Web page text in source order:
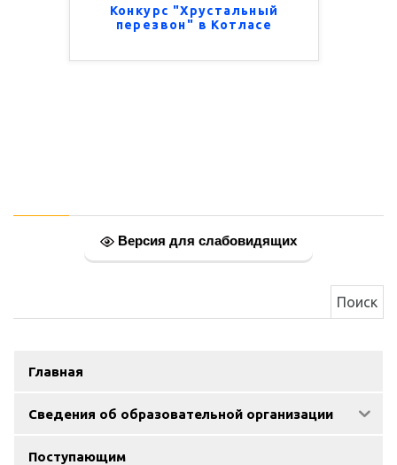
Конкурс "Хрустальный
перезвон" в Котласе
Версия для слабовидящих
Главная
Сведения об образовательной организации
Поступающим